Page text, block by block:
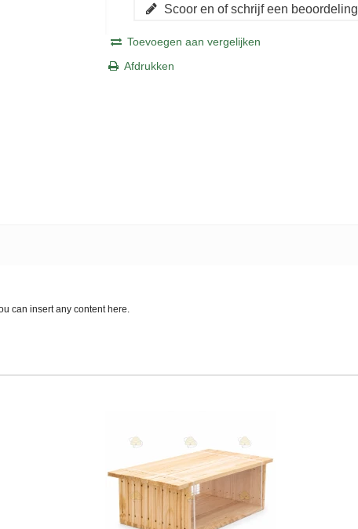
Scoor en of schrijf een beoordeling
Toevoegen aan vergelijken
Afdrukken
can insert any content here.